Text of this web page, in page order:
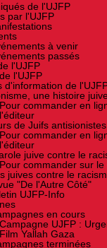
de l'UJFP
par l'UJFP
à venir
passés
l'UJFP
l'UJFP
d'information de
une histoire
Pour commander en
l'éditeur
de Juifs
Pour commander en
l'éditeur
juive contre le
Pour commander sur
juives contre le
"De l'Autre Côté"
UJFP-Info
en cours
Campagne UJFP :
Film Yallah Gaza
terminées